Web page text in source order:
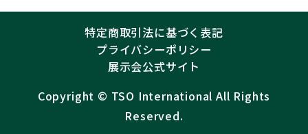
特定商取引法に基づく表記
プライバシーポリシー
展示会公式サイト
Copyright ©︎ TSO International All Rights
Reserved.